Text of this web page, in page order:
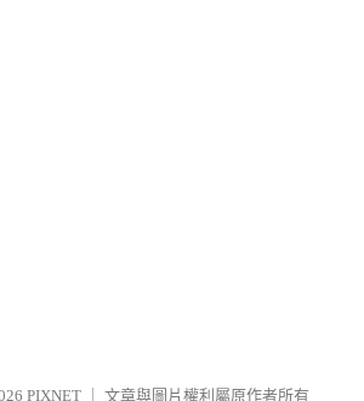
PIXNET 文章與圖片權利屬原作者所有